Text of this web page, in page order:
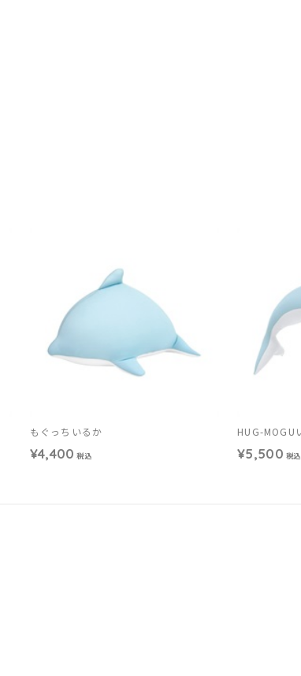
もぐっちいるか
¥4,400 税込
HUG-MOGU
¥5,500 税込